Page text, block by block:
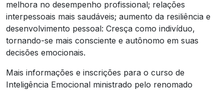
melhora no desempenho profissional; relações
interpessoais mais saudáveis; aumento da resiliência e
desenvolvimento pessoal: Cresça como indivíduo,
tornando-se mais consciente e autônomo em suas
decisões emocionais.
Mais informações e inscrições para o curso de
Inteligência Emocional ministrado pelo renomado